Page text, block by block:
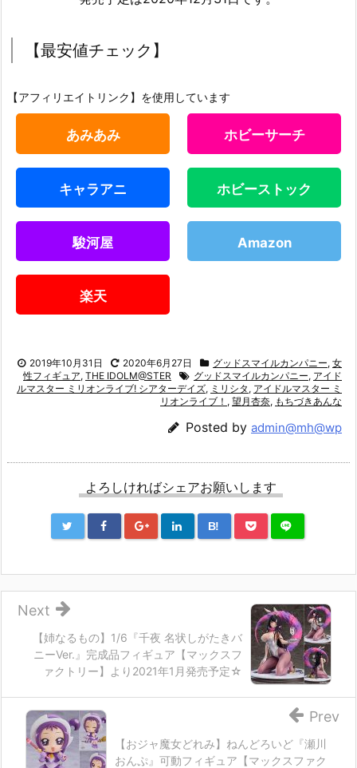
【最安値チェック】
【アフィリエイトリンク】を使用しています
あみあみ ホビーサーチ
キャラアニ ホビーストック
駿河屋 Amazon
楽天
2019年10月31日 2020年6月27日 グッドスマイルカンパニー, 女
性フィギュア, THE IDOLM@STER グッドスマイルカンパニー, アイド
ルマスター ミリオンライブ! シアターデイズ, ミリシタ , アイドルマスター ミ
リオンライブ！ , 望月杏奈, もちづきあんな
Posted by admin@mh@wp
よろしければシェアお願いします
B!
【姉なるもの】1/6『千夜 名状しがたきバ
ニーVer.』完成品フィギュア【マックスフ
ァクトリー】より2021年1月発売予定☆
Next
【おジャ魔女どれみ】ねんどろいど『瀬川
おんぷ』可動フィギュア【マックスファク
Prev